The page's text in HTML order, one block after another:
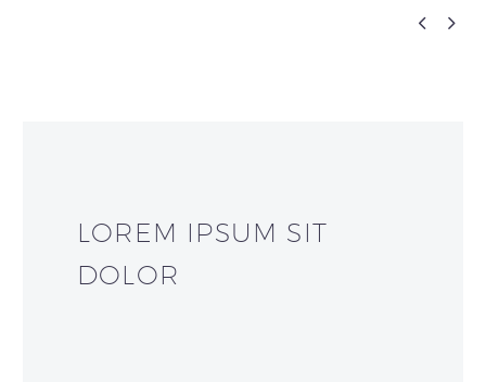
 
LOREM IPSUM SIT
DOLOR